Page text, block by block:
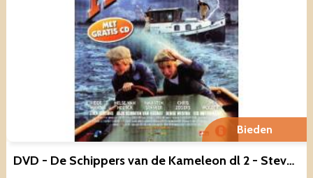
Bieden
DVD - De Schippers van de Kameleon dl 2 - Steven de Jong